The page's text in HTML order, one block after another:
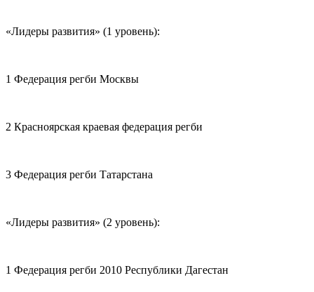
«Лидеры развития» (1 уровень):
1 Федерация регби Москвы
2 Красноярская краевая федерация регби
3 Федерация регби Татарстана
«Лидеры развития» (2 уровень):
1 Федерация регби 2010 Республики Дагестан